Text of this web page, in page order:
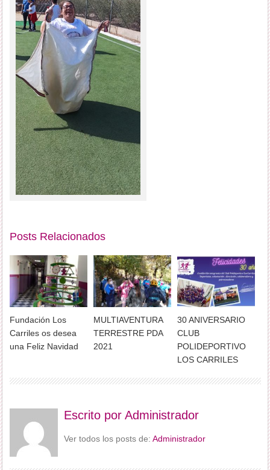
Posts Relacionados
Fundación Los
Carriles os desea
una Feliz Navidad
MULTIAVENTURA
TERRESTRE PDA
2021
30 ANIVERSARIO
CLUB
POLIDEPORTIVO
LOS CARRILES
Escrito porAdministrador
Ver todos los posts de:Administrador